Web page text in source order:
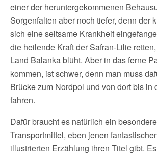
einer der heruntergekommenen
Sorgenfalten aber noch tiefer, denn der
sich eine seltsame Krankheit
die heilende Kraft der Safran-Lilie
Land Balanka blüht. Aber in das ferne
kommen, ist schwer, denn man muss
Brücke zum Nordpol und von dort bis in
fahren.
Dafür braucht es natürlich ein
Transportmittel, eben jenen
illustrierten Erzählung ihren Titel gibt.